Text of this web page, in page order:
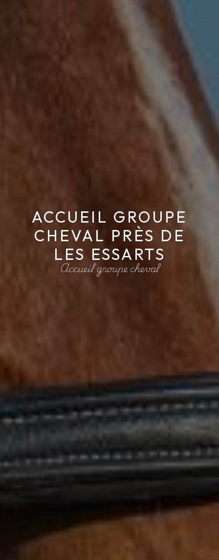
ACCUEIL GROUPE
CHEVAL PRÈS DE
LES ESSARTS
Accueil groupe cheval